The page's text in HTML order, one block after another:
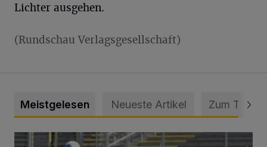
Lichter ausgehen.
(Rundschau Verlagsgesellschaft)
Meistgelesen Neueste Artikel Zum Thema
WSV: Übertragung im Barmer Bahnhof und klare Ansage